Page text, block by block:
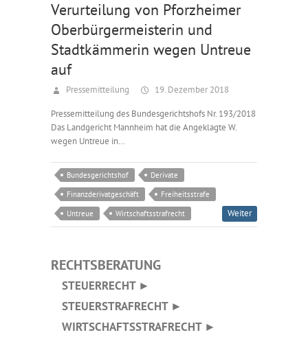
Verurteilung von Pforzheimer
Oberbürgermeisterin und
Stadtkämmerin wegen Untreue
auf
Pressemitteilung 19. Dezember 2018
Pressemitteilung des Bundesgerichtshofs Nr. 193/2018
Das Landgericht Mannheim hat die Angeklagte W.
wegen Untreue in…
Bundesgerichtshof
Derivate
Finanzderivatgeschäft
Freiheitsstrafe
Untreue
Wirtschaftsstrafrecht Weiter
RECHTSBERATUNG
STEUERRECHT ►
STEUERSTRAFRECHT ►
WIRTSCHAFTSSTRAFRECHT ►